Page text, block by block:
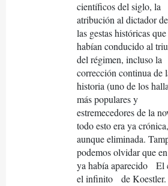
científicos del siglo, la
atribución al dictador
las gestas históricas que
habían conducido al
del régimen, incluso la
corrección continua de
historia (uno de los
más populares y
estremecedores de la
todo esto era ya crónica,
aunque eliminada.
podemos olvidar que
ya había aparecido
El
el infinito
de Koestler.